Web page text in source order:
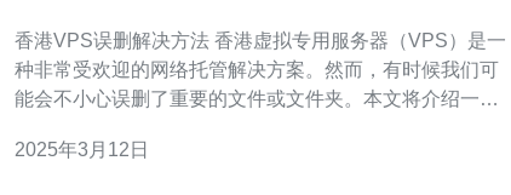
香港VPS误删解决方法 香港虚拟专用服务器（VPS）是一
种非常受欢迎的网络托管解决方案。然而，有时候我们可
能会不小心误删了重要的文件或文件夹。本文将介绍一些
先，您可以尝试从备份文件中恢复您误删的数据。香港
2025年3月12日